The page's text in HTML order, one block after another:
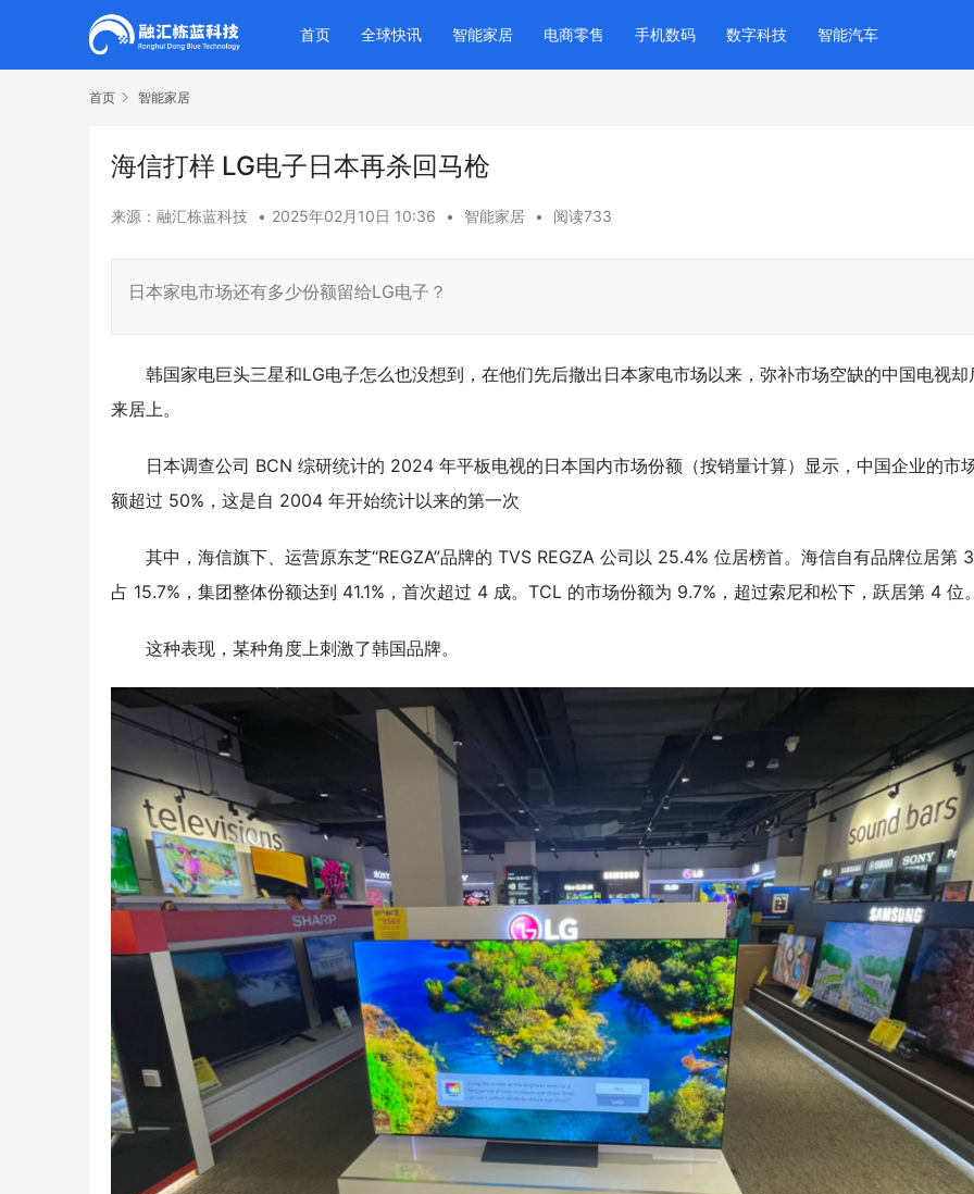
首页 全球快讯 智能家居 电商零售 手机数码 数字科技 智能汽车
首页 智能家居
海信打样 LG电子日本再杀回马枪
来源：融汇栋蓝科技 • 2025年02月10日 10:36 • 智能家居 • 阅读733
日本家电市场还有多少份额留给LG电子？
韩国家电巨头三星和LG电子怎么也没想到，在他们先后撤出日本家电市场以来，弥补市场空缺的中国电视却
来居上。
日本调查公司 BCN 综研统计的 2024 年平板电视的日本国内市场份额（按销量计算）显示，中国企业的市
额超过 50%， 这是自 2004 年开始统计以来的第一次
其中， 海信旗下、运营原东芝“REGZA”品牌的 TVS REGZA 公司以 25.4% 位居榜首。海信自有品牌位居第
占 15.7%， 集团整体份额达到 41.1% ，首次超过 4 成。TCL 的市场份额为 9.7%，超过索尼和松下，跃居第 4 位
这种表现，某种角度上刺激了韩国品牌。